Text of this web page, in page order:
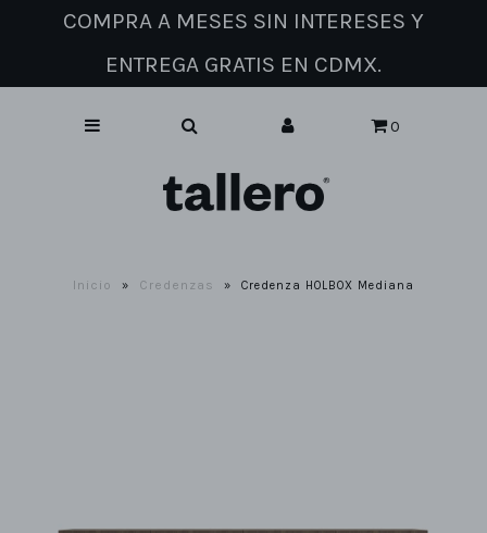
Catálogo de muebles
Sobre nosotros
COMPRA A MESES SIN INTERESES Y
ENTREGA GRATIS EN CDMX.
0
Inicio » Credenzas » Credenza HOLBOX Mediana